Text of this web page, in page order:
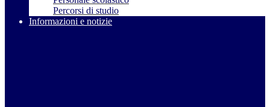
Percorsi di studio
Informazioni e notizie